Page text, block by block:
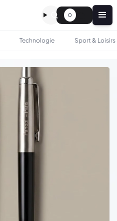
0
Technologie Sport & Loisirs